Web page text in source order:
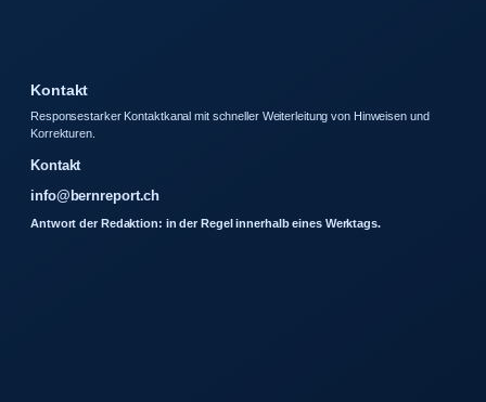
Kontakt
Responsestarker Kontaktkanal mit schneller Weiterleitung von Hinweisen und
Korrekturen.
Kontakt
info@bernreport.ch
Antwort der Redaktion: in der Regel innerhalb eines Werktags.